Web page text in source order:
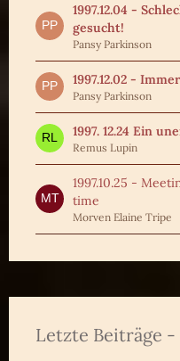
1997.12.04 -
gesucht!
Pansy Parkinson
1997.12.02 -
Pansy Parkinson
1997. 12.24 Ein
Remus Lupin
1997.10.25 -
time
Morven Elaine Tripe
Letzte Beiträge